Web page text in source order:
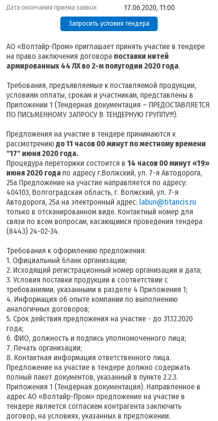
Дата окончания приема заявок: 17.06.2020, 11:00
Запросить условия тендера
АО «Волтайр-Пром» приглашает принять участие в тендере
на право заключения договора поставки нитей
армированных 44 ЛХ во 2-м полугодии 2020 года.
Требования, предъявляемые к поставляемой продукции,
условиям оплаты, срокам и участникам, представлены в
Приложении 1 (Тендерная документация – ПРЕДОСТАВЛЯЕТСЯ
ПО ПИСЬМЕННОМУ ЗАПРОСУ В ТЕНДЕРНУЮ ГРУППУ!!!).
Предложения на участие в тендере принимаются к
рассмотрениюдо 11 часов 00 минут по местному времени
"17" июня 2020 года.
Процедура переторжки состоится в14 часов 00 минут «19»
июня 2020 года по адресу г.Волжский, ул. 7-я Автодорога,
25а Предложение на участие направляется по адресу:
404103, Волгоградская область, г. Волжский, ул. 7-я
Автодорога, 25а на электронный адрес: labun@titancis.ru
только в отсканированном виде. Контактный номер для
связи по всем вопросам, касающимся проведения тендера
(8443) 24-02-34.
Требования к оформлению предложения:
1. Официальный бланк организации;
2. Исходящий регистрационный номер организации и дата;
3. Условия поставки продукции в соответствии с
требованиями, указанными в разделе 4 Приложения 1;
4. Информация об опыте компании по выполнению
аналогичных договоров;
5. Срок действия предложения на участие - до 31.12.2020
года;
6. ФИО, должность и подпись уполномоченного лица;
7. Печать организации;
8. Контактная информация ответственного лица.
Предложение на участие в тендере должно содержать
полный пакет документов, указанный в пункте 2.2.3.
Приложения 1 (Тендерная документация). Направленное в
адрес АО «Волтайр-Пром» предложение на участие в
тендере является согласием контрагента заключить
договор, на условиях, указанных в предложении.